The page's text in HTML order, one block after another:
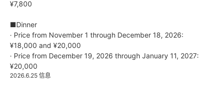
¥7,800
■Dinner
· Price from November 1 through December 18, 2026:
¥18,000 and ¥20,000
· Price from December 19, 2026 through January 11, 2027:
¥20,000
2026.6.25 信息